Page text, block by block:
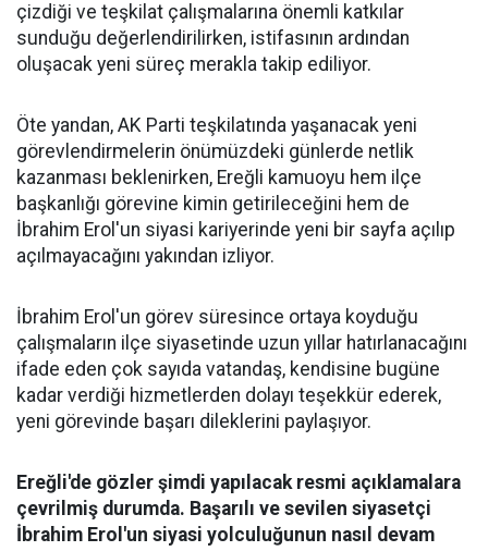
çizdiği ve teşkilat çalışmalarına önemli katkılar
sunduğu değerlendirilirken, istifasının ardından
oluşacak yeni süreç merakla takip ediliyor.
Öte yandan, AK Parti teşkilatında yaşanacak yeni
görevlendirmelerin önümüzdeki günlerde netlik
kazanması beklenirken, Ereğli kamuoyu hem ilçe
başkanlığı görevine kimin getirileceğini hem de
İbrahim Erol'un siyasi kariyerinde yeni bir sayfa açılıp
açılmayacağını yakından izliyor.
İbrahim Erol'un görev süresince ortaya koyduğu
çalışmaların ilçe siyasetinde uzun yıllar hatırlanacağını
ifade eden çok sayıda vatandaş, kendisine bugüne
kadar verdiği hizmetlerden dolayı teşekkür ederek,
yeni görevinde başarı dileklerini paylaşıyor.
Ereğli'de gözler şimdi yapılacak resmi açıklamalara
çevrilmiş durumda. Başarılı ve sevilen siyasetçi
İbrahim Erol'un siyasi yolculuğunun nasıl devam